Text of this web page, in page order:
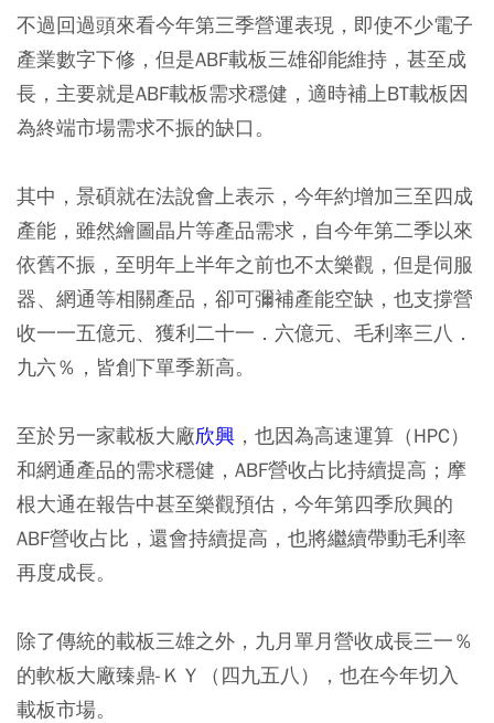
不過回過頭來看今年第三季營運表現，即使不少電子
產業數字下修，但是ABF載板三雄卻能維持，甚至成
長，主要就是ABF載板需求穩健，適時補上BT載板因
為終端市場需求不振的缺口。
其中，景碩就在法說會上表示，今年約增加三至四成
產能，雖然繪圖晶片等產品需求，自今年第二季以來
依舊不振，至明年上半年之前也不太樂觀，但是伺服
器、網通等相關產品，卻可彌補產能空缺，也支撐營
收一一五億元、獲利二十一．六億元、毛利率三八．
九六％，皆創下單季新高。
至於另一家載板大廠欣興 ，也因為高速運算（HPC）
和網通產品的需求穩健，ABF營收占比持續提高；摩
根大通在報告中甚至樂觀預估，今年第四季欣興的
ABF營收占比，還會持續提高，也將繼續帶動毛利率
再度成長。
除了傳統的載板三雄之外，九月單月營收成長三一％
的軟板大廠臻鼎-ＫＹ（四九五八），也在今年切入
載板市場。